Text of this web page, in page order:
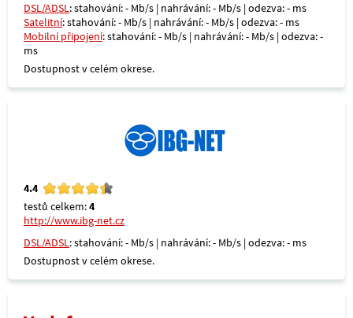
DSL/ADSL: stahování: - Mb/s | nahrávání: - Mb/s | odezva: - ms
Satelitní: stahování: - Mb/s | nahrávání: - Mb/s | odezva: - ms
Mobilní připojení: stahování: - Mb/s | nahrávání: - Mb/s | odezva: -
ms
Dostupnost v celém okrese.
4.4
testů celkem:4
http://www.ibg-net.cz
DSL/ADSL: stahování: - Mb/s | nahrávání: - Mb/s | odezva: - ms
Dostupnost v celém okrese.